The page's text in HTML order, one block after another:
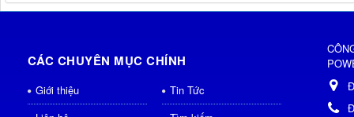
CÁC CHUYÊN MỤC CHÍNH
Giới thiệu
Tin Tức